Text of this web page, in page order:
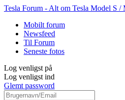
Tesla Forum - Alt om Tesla Model S
Mobilt forum
Newsfeed
Til Forum
Seneste fotos
Log venligst på
Log venligst ind
Glemt password